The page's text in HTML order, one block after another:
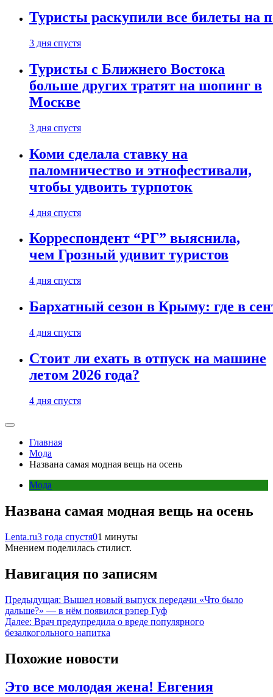
Туристы раскупили все билеты на
3 дня спустя
Туристы с Ближнего Востока
больше других тратят на шопинг в
Москве
3 дня спустя
Коми сделала ставку на
паломничество и этнофестивали,
чтобы удвоить турпоток
4 дня спустя
Корреспондент “РГ” выяснила,
чем Грозный удивит туристов
4 дня спустя
Бархатный сезон в Крыму: где в
4 дня спустя
Стоит ли ехать в отпуск на машине
летом 2026 года?
4 дня спустя
Главная
Мода
Названа самая модная вещь на осень
Мода
Названа самая модная вещь на осень
Lenta.ru3 года спустя01 минуты
Мнением поделилась стилист.
Навигация по записям
Предыдущая: Вышел новый выпуск передачи «Что было
дальше?» — в нём появился рэпер Гуф
Далее: Врач предупредила о вреде популярного
безалкогольного напитка
Похожие новости
Это все молодая жена! Евгения